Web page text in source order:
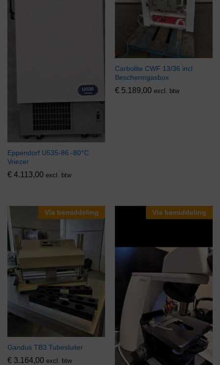
Eppendorf U535-86 -80°C
Vriezer
€ 4.113,00 excl. btw
Carbolite CWF 13/36 incl
Beschermgasbox
€ 5.189,00 excl. btw
Via bemiddeling
Gandus TB3 Tubesluiter
€ 3.164,00 excl. btw
Via bemiddeling